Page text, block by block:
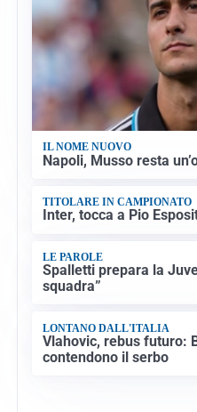
IL NOME NUOVO
Napoli, Musso resta
TITOLARE IN CAMPIONATO
Inter, tocca a Pio
LE PAROLE
Spalletti prepara la
squadra”
LONTANO DALL'ITALIA
Vlahovic, rebus futuro:
contendono il serbo